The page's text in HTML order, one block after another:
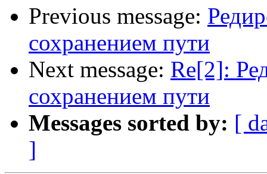
Previous message:
сохранением пути
Next message: Re[2]:
сохранением пути
Messages sorted by: [
]